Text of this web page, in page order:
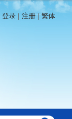
登录 | 注册|繁体